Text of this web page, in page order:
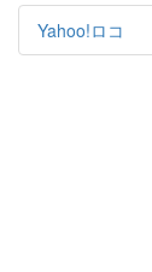
Yahoo!ロコ